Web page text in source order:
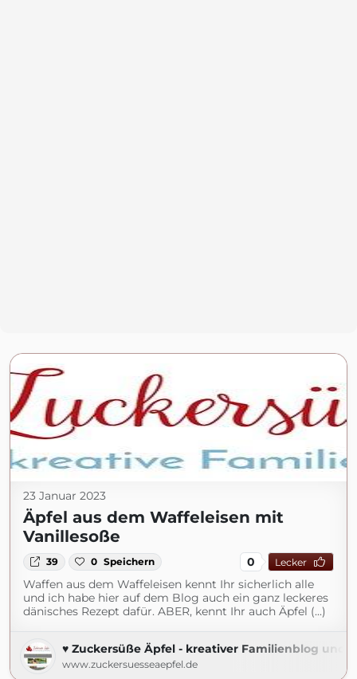
23 Januar 2023
Äpfel aus dem Waffeleisen mit
Vanillesoße
39 0 Speichern 0 Lecker
Waffen aus dem Waffeleisen kennt Ihr sicherlich alle
und ich habe hier auf dem Blog auch ein ganz leckeres
dänisches Rezept dafür. ABER, kennt Ihr auch Äpfel (...)
♥ Zuckersüße Äpfel - kreativer Familienblog und
www.zuckersuesseaepfel.de